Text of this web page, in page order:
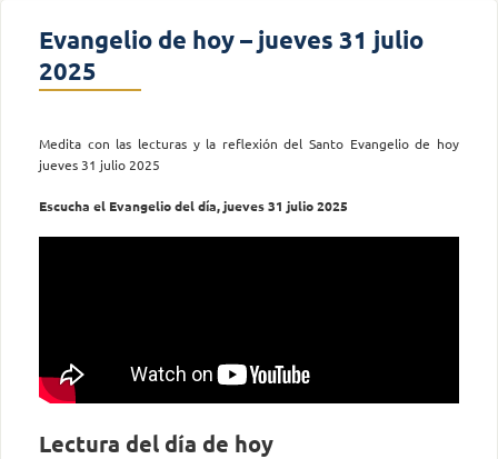
Evangelio de hoy – jueves 31 julio
2025
Medita con las lecturas y la reflexión del Santo Evangelio de hoy
jueves 31 julio 2025
Escucha el Evangelio del día, jueves 31 julio 2025
Lectura del día de hoy